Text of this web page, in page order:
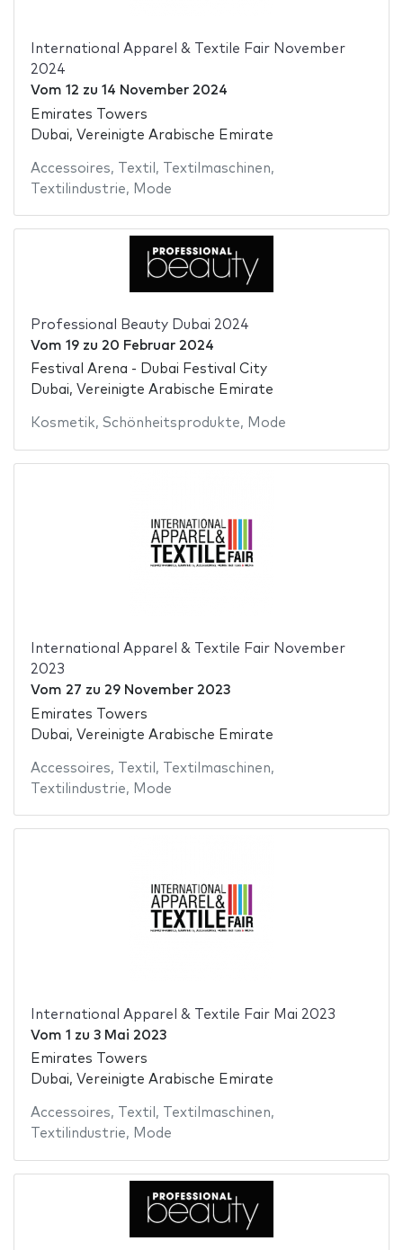
International Apparel & Textile Fair November
2024
Vom 12 zu 14 November 2024
Emirates Towers
Dubai, Vereinigte Arabische Emirate
Accessoires, Textil , Textilmaschinen,
Textilindustrie, Mode
Professional Beauty Dubai 2024
Vom 19zu 20 Februar 2024
Festival Arena - Dubai Festival City
Dubai, Vereinigte Arabische Emirate
Kosmetik, Schönheitsprodukte, Mode
International Apparel & Textile Fair November
2023
Vom 27 zu 29 November 2023
Emirates Towers
Dubai, Vereinigte Arabische Emirate
Accessoires, Textil , Textilmaschinen,
Textilindustrie, Mode
International Apparel & Textile Fair Mai 2023
Vom 1 zu 3 Mai 2023
Emirates Towers
Dubai, Vereinigte Arabische Emirate
Accessoires, Textil , Textilmaschinen,
Textilindustrie, Mode